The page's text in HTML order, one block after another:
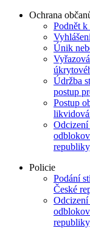
Ochrana
Podnět k
Únik
Údržba
postup
Postup
Policie
Podání
České